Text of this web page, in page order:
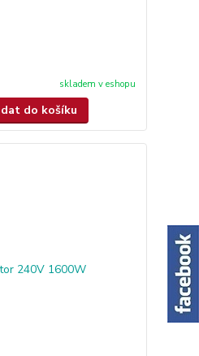
skladem v eshopu
do košíku